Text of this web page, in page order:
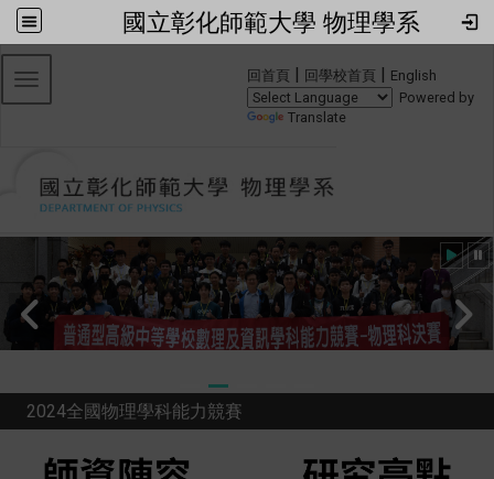
國立彰化師範大學 物理學系
回首頁 | 回學校首頁 | English
Powered by
Translate
Toggle navigation
2024全國物理學科能力競賽